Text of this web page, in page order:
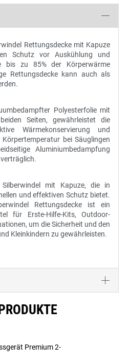
Rettungsdecke mit Kapuze
Schutz vor Auskühlung und
bis zu 85% der Körperwärme
Rettungsdecke kann auch als
Polyesterfolie mit
Seiten, gewährleistet die
Wärmekonservierung und
bei Säuglingen
Aluminiumbedampfung
mit Kapuze, die in
und effektiven Schutz bietet.
Rettungsdecke ist ein
für Erste-Hilfe-Kits, Outdoor-
um die Sicherheit und den
Kleinkindern zu gewährleisten.